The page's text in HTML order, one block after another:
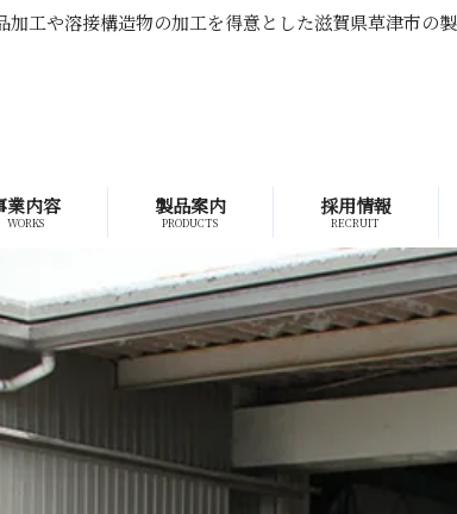
加工や溶接構造物の加工を得意とした滋賀県草津市の
業内容 製品案内 採用情報